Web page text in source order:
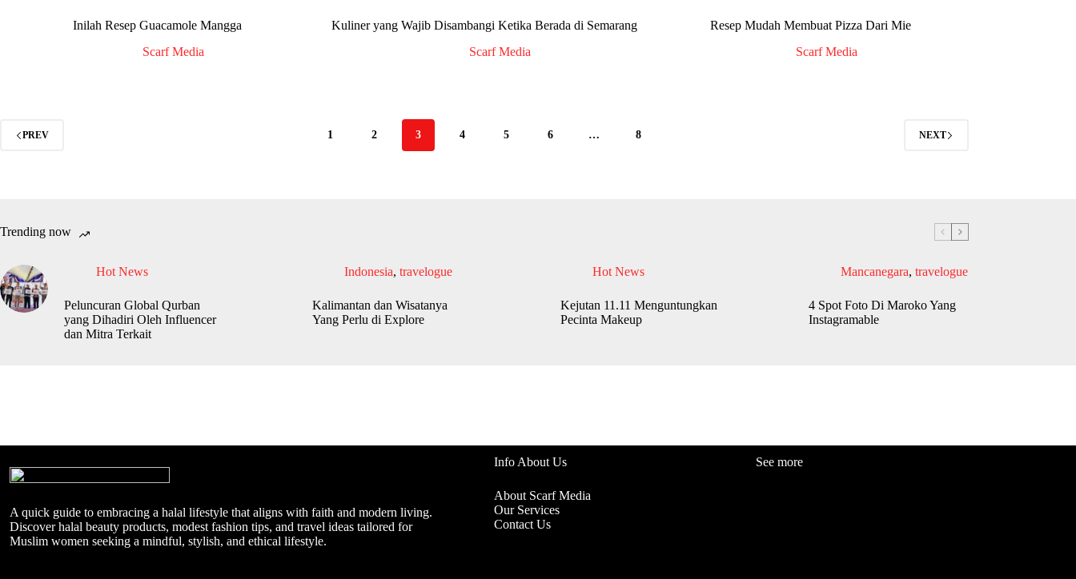
Inilah Resep Guacamole Mangga
Scarf Media
Kuliner yang Wajib Disambangi Ketika Berada di Semarang
Scarf Media
Resep Mudah Membuat Pizza Dari Mie
Scarf Media
PREV 1 2 3 4 5 6 … 8 NEXT
Trending now
Hot News
Peluncuran Global Qurban
yang Dihadiri Oleh Influencer
dan Mitra Terkait
Indonesia, travelogue
Kalimantan dan Wisatanya
Yang Perlu di Explore
Hot News
Kejutan 11.11 Menguntungkan
Pecinta Makeup
Mancanegara, travelogue
4 Spot Foto Di Maroko Yang
Instagramable
A quick guide to embracing a halal lifestyle that aligns with faith and modern living.
Discover halal beauty products, modest fashion tips, and travel ideas tailored for
Muslim women seeking a mindful, stylish, and ethical lifestyle.
Info About Us
About Scarf Media
Our Services
Contact Us
See more